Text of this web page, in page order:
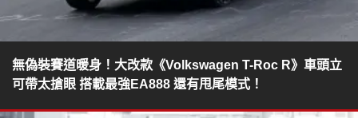
無偽裝賽道暖身！大改款《Volkswagen T-Roc R》車頭立
可帶太搶眼 搭載最強EA888 還有甩尾模式！